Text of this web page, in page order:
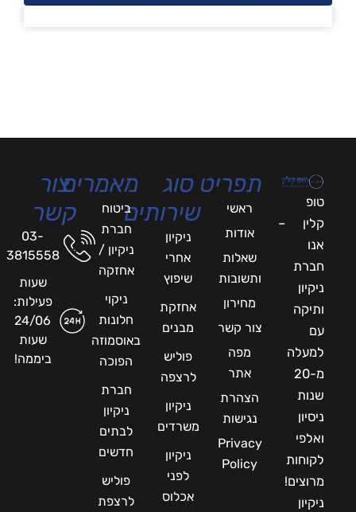
טופ
קלין –
אנו
חברת
ניקיון
ותיקה
עם
למעלה
מ-20
שנות
ניסיון
ואלפי
לקוחות
מרוצים!
ניקיון
תפריט
ראשי
אודות
שאלות
ותשובות
מחירון
צור קשר
מפה
אתר
הצהרת
נגישות
Privacy
Policy
סוג
שירותים
ניקיון
אחרי
שיפוץ
אחזקת
מבנים
פוליש
לרצפה
ניקיון
משרדים
ניקיון
לפני
אכלוס
מאמרים
ביטוח
חברת
ניקיון /
אחזקה
ניקוי
חלונות
באוסמוזה
הפוכה
חברת
ניקיון
לבתים
חדשים
פוליש
לרצפת
צור
קשר
03-
3815558
שעות
פעילות:
24/06
שעות
ביממה!